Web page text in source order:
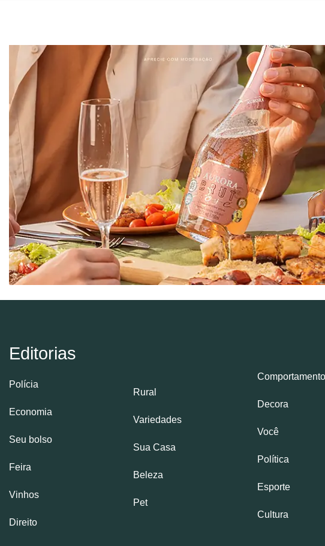
Editorias
Polícia
Economia
Seu bolso
Feira
Vinhos
Direito
Rural
Variedades
Sua Casa
Beleza
Pet
Comportamento
Decora
Você
Política
Esporte
Cultura